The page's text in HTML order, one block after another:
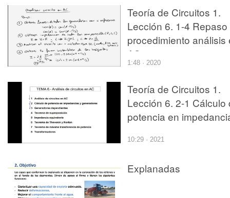
Teoría de Circuitos 1.
Lección 6. 1-4 Repaso
procedimiento análisis
AC
1:48 · 2020
Teoría de Circuitos 1.
Lección 6. 2-1 Cálculo
potencia en
10:29 · 2021
Explanadas